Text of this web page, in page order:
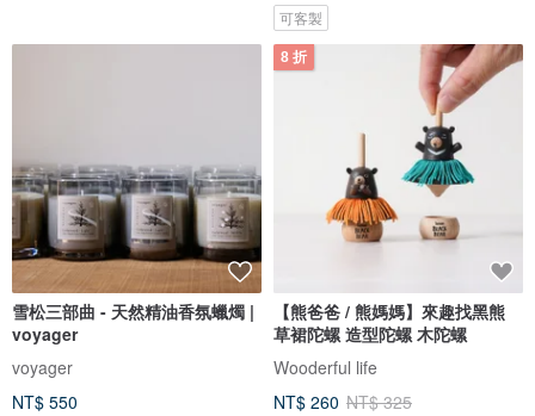
可客製
雪松三部曲 - 天然精油香氛蠟燭 |
voyager
voyager
NT$ 550
8 折
【熊爸爸 / 熊媽媽】來趣找黑熊
草裙陀螺 造型陀螺 木陀螺
Wooderful life
NT$ 260 NT$ 325